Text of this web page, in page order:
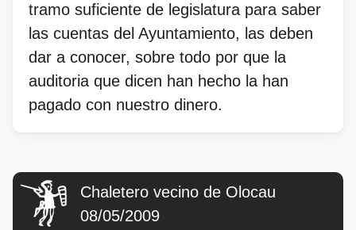
tramo suficiente de legislatura para saber
las cuentas del Ayuntamiento, las deben
dar a conocer, sobre todo por que la
auditoria que dicen han hecho la han
pagado con nuestro dinero.
Chaletero vecino de Olocau
08/05/2009